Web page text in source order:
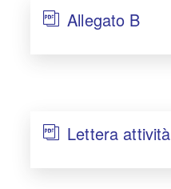
Allegato B
Lettera attività